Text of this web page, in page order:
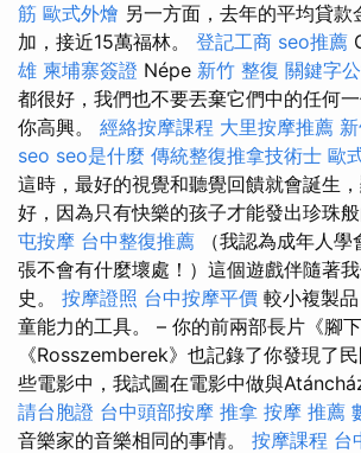
筋 歐式外燴 另一方面，去年的平均貸款
加，接近15萬福林。 登記工商 seo推薦
雄 柬埔寨簽證 Népe 新竹 整復 關鍵字
都很好，我們也不要丟棄它們中的任何
你高興。 經絡按摩課程 大里按摩推薦
seo seo是什麼 傳統整復推拿技術士 歐
這時，最好的視覺和聽覺回饋就會誕生
好，因為只有快樂的孩子才能發出珍珠般
屯按摩 台中整復推薦 （我認為成年人
張不會有什麼壞處！）這個遊戲伴隨著
史。 按摩證照 台中按摩平價 較小複製
童能力的工具。 – 你的前兩部長片《腳
《Rosszemberek》也記錄了你發現了
些電影中，我試圖在電影中做與
請台胞證 台中頭部按摩 推拿 按摩 推薦
音樂家的音樂相同的事情。 按摩課程 台